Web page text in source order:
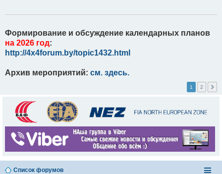
Формирование и обсуждение календарных планов
на 2026 год:
http://4x4forum.by/topic1432.html
Архив мероприятий: см. здесь.
1 2
Список форумов